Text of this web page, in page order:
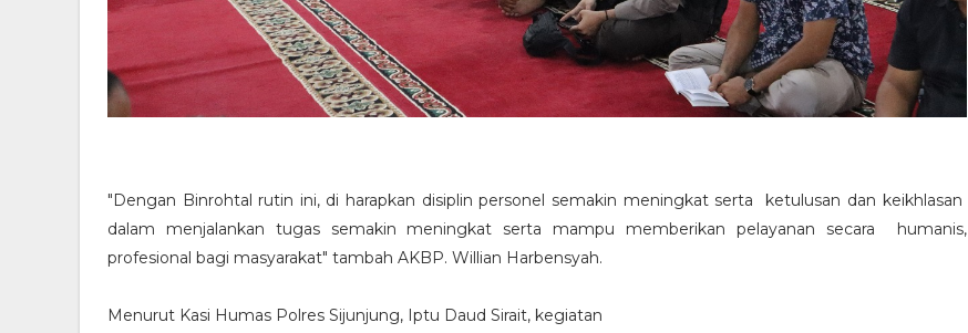
"Dengan Binrohtal rutin ini, di harapkan disiplin personel semakin meningkat serta ketulusan dan keikhlasan
dalam menjalankan tugas semakin meningkat serta mampu memberikan pelayanan secara humanis,
profesional bagi masyarakat" tambah AKBP. Willian Harbensyah.
Menurut Kasi Humas Polres Sijunjung, Iptu Daud Sirait, kegiatan